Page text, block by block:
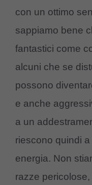
con un ottimo
sappiamo bene
fantastici come
alcuni che se
possono
e anche
a un
riescono quindi
energia. Non
razze